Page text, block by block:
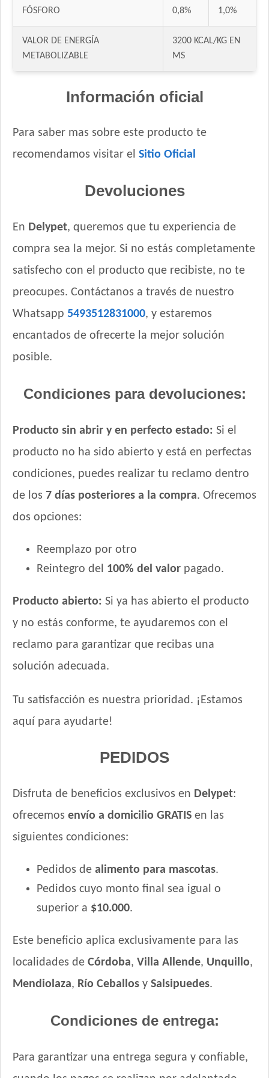
Eukanuba Fit Body Weight Control Medium Breed
Eukanuba Premium Performance Adult
Exact Premium Perro Adulto
Excellent Perro Adulto Razas Medianas y Grandes
Excellent Perro Adulto Skin Care con Cordero
Fawna Perro Adulto Light
Ganacan Perro Adulto Mix Carne, Hígado y Pollo
Gandum Perro Adulto
Gaucho Perro Adulto
Gooster Perro Adulto
Gran Campeón Perro Adulto Mordida Grande Carne, Pollo y
Cereales
Gran Pastor Perro Criadores
High Pro Criadores Perro Adulto
Infinity Adulto Razas Medianas y Grandes
Iron Pet Perro Adultos de Razas Medianas y Grandes
Iron Pet Premium Perro Adulto Mediano y Grande
Jaspe Perro Adulto
Jaspe Premium Perro Adulto
Keiko Max Perro Adulto Mediano y Grande
Keiko Perro Adulto de Raza Mediana y Grande Mix
Ken-L Perro Adulto de Raza Mediana y Grande
Kongo Gold Perro Adulto Medianos y Grandes
Manada Perro Adulto Mediano y Grande
Master Crock Perro Adulto Raza Mediana y Grande
Max Pet Perro Adulto Mordida Grande
Maxxium Perro Adulto Pollo de Campo y Arroz
MisterPet High Performance
MisterPet Perro Adulto Mordida Grande
Montañés Perro Adulto Mordida Grande
Nature Perro Adulto Medianos y Grandes
NutriCare Perro Adulto Mediano y Grande
Nutribon Plus Perro Adulto Criadores
Nutribon XQ Adulto de Raza Mediana y Grande
Nutribon XQ Control de Peso
Nutrique Large Young Adult Dog
Nutrique Skin Sensitivity
Old Prince Equilibrium Perro Adulto Control de peso Pollo y
FÓSFORO 0,8% 1,0%
VALOR DE ENERGÍA
METABOLIZABLE
3200 KCAL/KG EN
MS
Información oficial
Para saber mas sobre este producto te
recomendamos visitar el Sitio Oficial
Devoluciones
En Delypet, queremos que tu experiencia de
compra sea la mejor. Si no estás completamente
satisfecho con el producto que recibiste, no te
preocupes. Contáctanos a través de nuestro
Whatsapp 5493512831000, y estaremos
encantados de ofrecerte la mejor solución
posible.
Condiciones para devoluciones:
Producto sin abrir y en perfecto estado: Si el
producto no ha sido abierto y está en perfectas
condiciones, puedes realizar tu reclamo dentro
de los 7 días posteriores a la compra. Ofrecemos
dos opciones:
Reemplazo por otro
Reintegro del 100% del valor pagado.
Producto abierto: Si ya has abierto el producto
y no estás conforme, te ayudaremos con el
reclamo para garantizar que recibas una
solución adecuada.
Tu satisfacción es nuestra prioridad. ¡Estamos
aquí para ayudarte!
PEDIDOS
Disfruta de beneficios exclusivos en Delypet:
ofrecemos envío a domicilio GRATIS en las
siguientes condiciones:
Pedidos de alimento para mascotas.
Pedidos cuyo monto final sea igual o
superior a $10.000.
Este beneficio aplica exclusivamente para las
localidades de Córdoba, Villa Allende, Unquillo,
Mendiolaza, Río Ceballos y Salsipuedes.
Condiciones de entrega:
Para garantizar una entrega segura y confiable,